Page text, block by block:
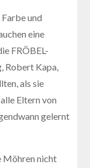
und
eine
FRÖBEL-
Robert Kapa,
als sie
Eltern von
gelernt
Möhren nicht